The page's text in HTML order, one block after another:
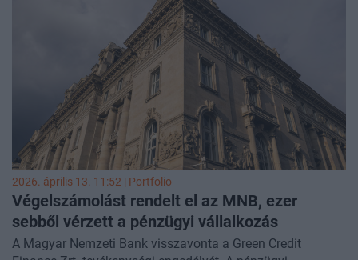
2026. április 13. 11:52 | Portfolio
Végelszámolást rendelt el az MNB, ezer
sebből vérzett a pénzügyi vállalkozás
A Magyar Nemzeti Bank visszavonta a Green Credit